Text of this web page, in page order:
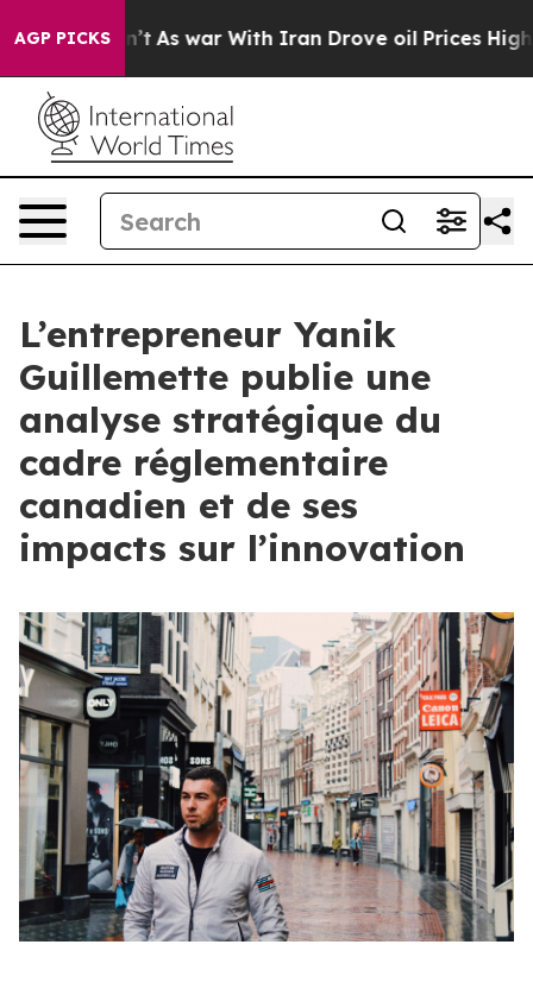
AGP PICKS
Didn’t As war With Iran Drove oil Prices Higher,
L’entrepreneur Yanik
Guillemette publie une
analyse stratégique du
cadre réglementaire
canadien et de ses
impacts sur l’innovation